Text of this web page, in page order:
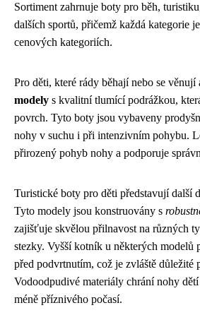
Sortiment zahrnuje boty pro běh,
dalších sportů, přičemž každá kategorie
cenových kategoriích.
Pro děti, které rády běhají nebo se
modely s kvalitní tlumící podrážkou,
povrch. Tyto boty jsou vybaveny
nohy v suchu i při intenzivním pohybu.
přirozený pohyb nohy a podporuje
Turistické boty pro děti představují další
Tyto modely jsou konstruovány s
zajišťuje skvělou přilnavost na různých
stezky. Vyšší kotník u některých modelů
před podvrtnutím, což je zvláště důležité
Vodoodpudivé materiály chrání nohy
méně příznivého počasí.